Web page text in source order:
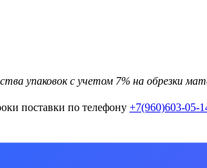
упаковок с учетом 7% на обрезки
поставки по телефону +7(960)603-05-